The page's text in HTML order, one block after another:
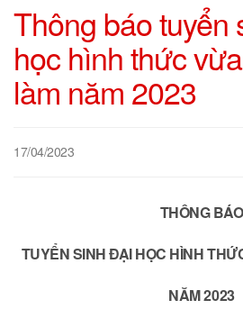
Thông báo tuyển
học hình thức
làm năm 2023
17/04/2023
THÔNG BÁO
TUYỂN SINH ĐẠI HỌC HÌNH
NĂM 2023